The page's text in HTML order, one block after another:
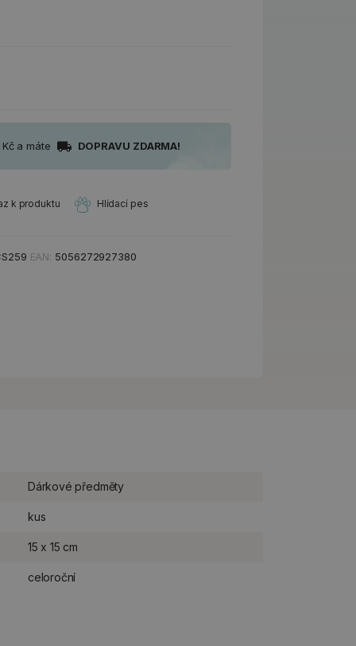
a máte DOPRAVU ZDARMA!
k produktu Hlídací pes
EAN: 5056272927380
Dárkové předměty
kus
15 x 15 cm
celoroční